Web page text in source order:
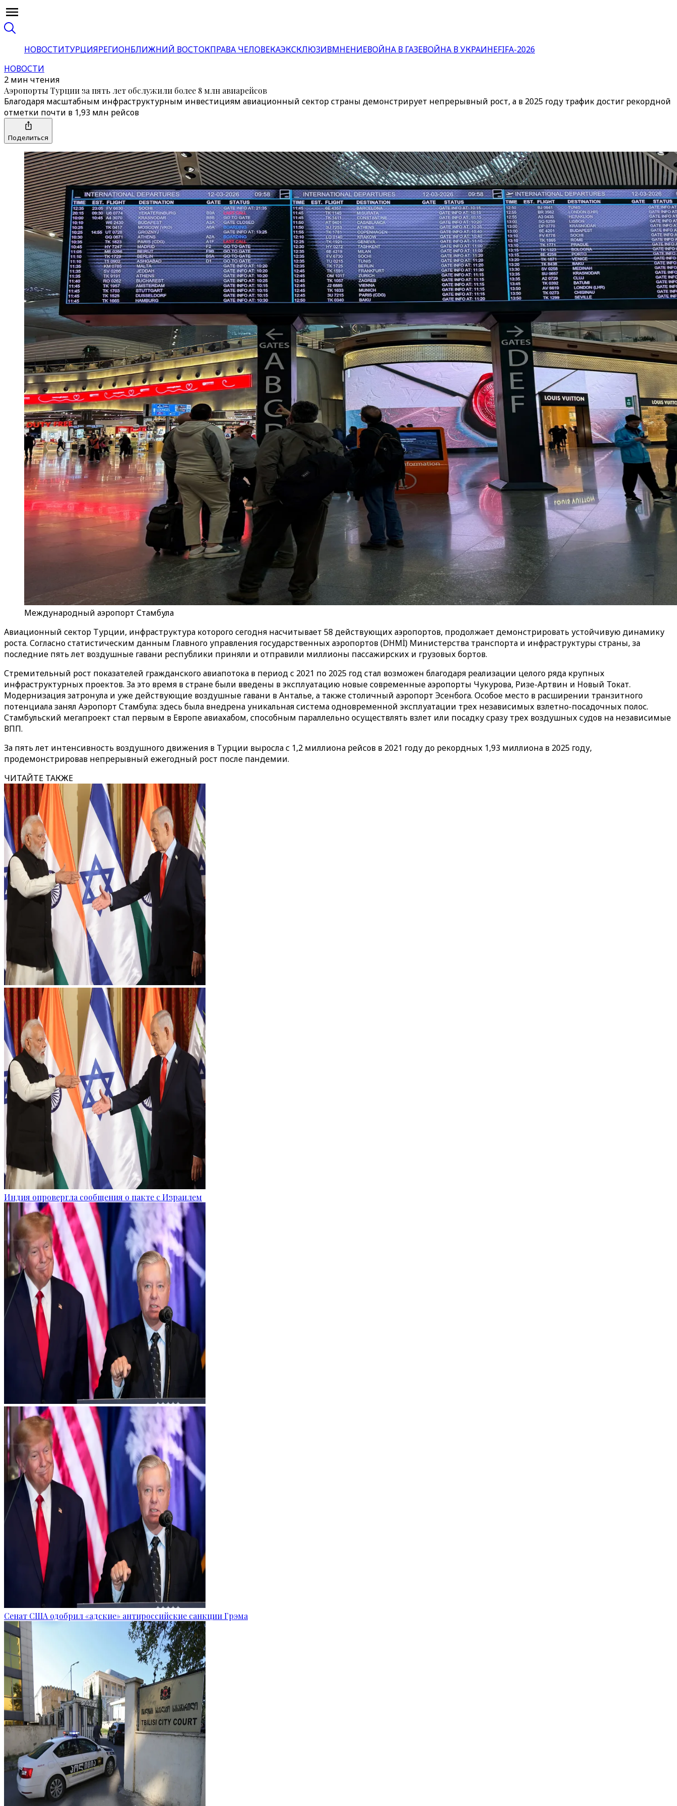
НОВОСТИТУРЦИЯРЕГИОНБЛИЖНИЙ ВОСТОКПРАВА ЧЕЛОВЕКАЭКСКЛЮЗИВМНЕНИЕВОЙНА В ГАЗЕВОЙНА В УКРАИНЕFIFA-2026
НОВОСТИ
2 мин чтения
Аэропорты Турции за пять лет обслужили более 8 млн авиарейсов
Благодаря масштабным инфраструктурным инвестициям авиационный сектор страны демонстрирует непрерывный рост, а в 2025 году трафик достиг рекордной
отметки почти в 1,93 млн рейсов
Поделиться
Международный аэропорт Стамбула
Авиационный сектор Турции, инфраструктура которого сегодня насчитывает 58 действующих аэропортов, продолжает демонстрировать устойчивую динамику
роста. Согласно статистическим данным Главного управления государственных аэропортов (DHMİ) Министерства транспорта и инфраструктуры страны, за
последние пять лет воздушные гавани республики приняли и отправили миллионы пассажирских и грузовых бортов.
Стремительный рост показателей гражданского авиапотока в период с 2021 по 2025 год стал возможен благодаря реализации целого ряда крупных
инфраструктурных проектов. За это время в стране были введены в эксплуатацию новые современные аэропорты Чукурова, Ризе-Артвин и Новый Токат.
Модернизация затронула и уже действующие воздушные гавани в Анталье, а также столичный аэропорт Эсенбога. Особое место в расширении транзитного
потенциала занял Аэропорт Стамбула: здесь была внедрена уникальная система одновременной эксплуатации трех независимых взлетно-посадочных полос.
Стамбульский мегапроект стал первым в Европе авиахабом, способным параллельно осуществлять взлет или посадку сразу трех воздушных судов на независимые
ВПП.
За пять лет интенсивность воздушного движения в Турции выросла с 1,2 миллиона рейсов в 2021 году до рекордных 1,93 миллиона в 2025 году,
продемонстрировав непрерывный ежегодный рост после пандемии.
ЧИТАЙТЕ ТАКЖЕ
Индия опровергла сообщения о пакте с Израилем
Сенат США одобрил «адские» антироссийские санкции Грэма